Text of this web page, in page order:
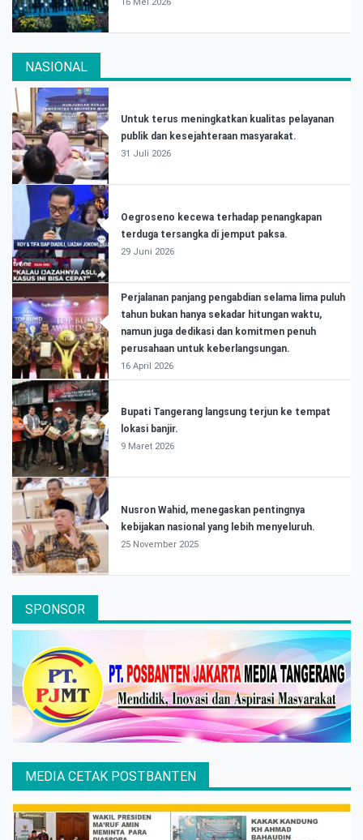
NASIONAL
Untuk terus meningkatkan kualitas pelayanan
publik dan kesejahteraan masyarakat.
31 Juli 2026
Oegroseno kecewa terhadap penangkapan
terduga tersangka di jemput paksa.
29 Juni 2026
Perjalanan panjang pengabdian selama lima puluh
tahun bukan hanya sekadar hitungan waktu,
namun juga dedikasi dan komitmen penuh
perusahaan untuk keberlangsungan.
16 April 2026
Bupati Tangerang langsung terjun ke tempat
lokasi banjir.
9 Maret 2026
Nusron Wahid, menegaskan pentingnya
kebijakan nasional yang lebih menyeluruh.
25 November 2025
SPONSOR
MEDIA CETAK POSTBANTEN